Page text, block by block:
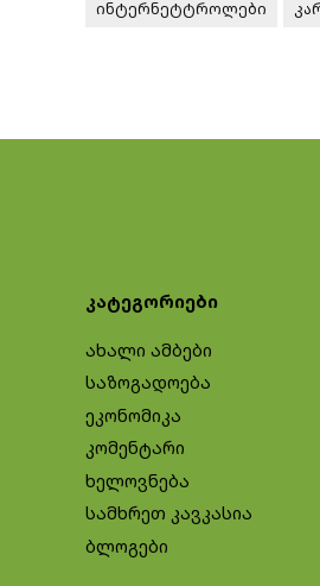
ინტერნეტტროლები
კატეგორიები
ახალი ამბები
საზოგადოება
ეკონომიკა
კომენტარი
ხელოვნება
სამხრეთ კავკასია
ბლოგები